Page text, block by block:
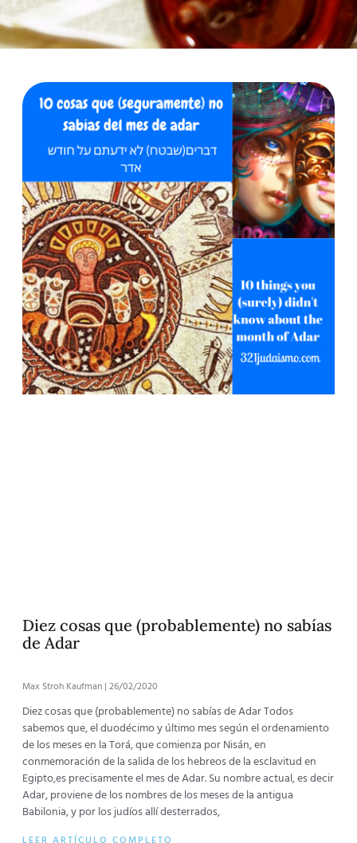
Diez cosas que (probablemente) no sabías
de Adar
Max Stroh Kaufman 26/02/2020
Diez cosas que (probablemente) no sabías de Adar Todos
sabemos que, el duodécimo y último mes según el ordenamiento
de los meses en la Torá, que comienza por Nisán, en
conmemoración de la salida de los hebreos de la esclavitud en
Egipto,es precisamente el mes de Adar. Su nombre actual, es decir
Adar, proviene de los nombres de los meses de la antigua
Babilonia, y por los judíos allí desterrados,